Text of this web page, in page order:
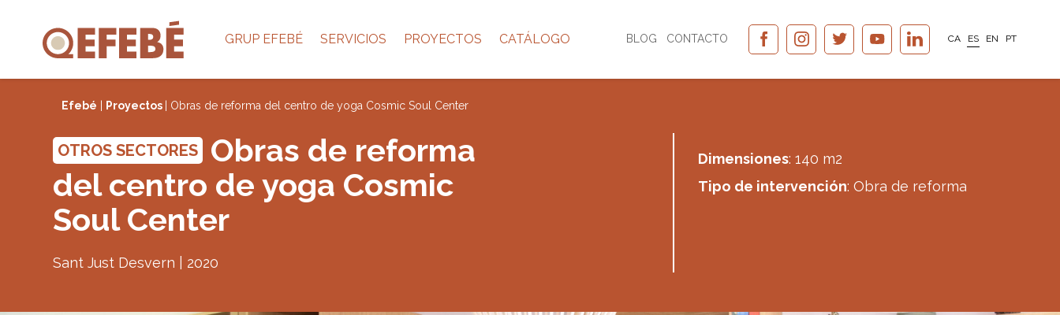
GRUP EFEBÉ SERVICIOS PROYECTOS CATÁLOGO BLOG CONTACTO CA ES EN PT
Efebé Proyectos | Obras de reforma del centro de yoga Cosmic Soul Center
OTROS SECTORES
Obras de reforma
del centro de yoga Cosmic
Soul Center
Sant Just Desvern | 2020
Dimensiones: 140 m2
Tipo de intervención: Obra de reforma